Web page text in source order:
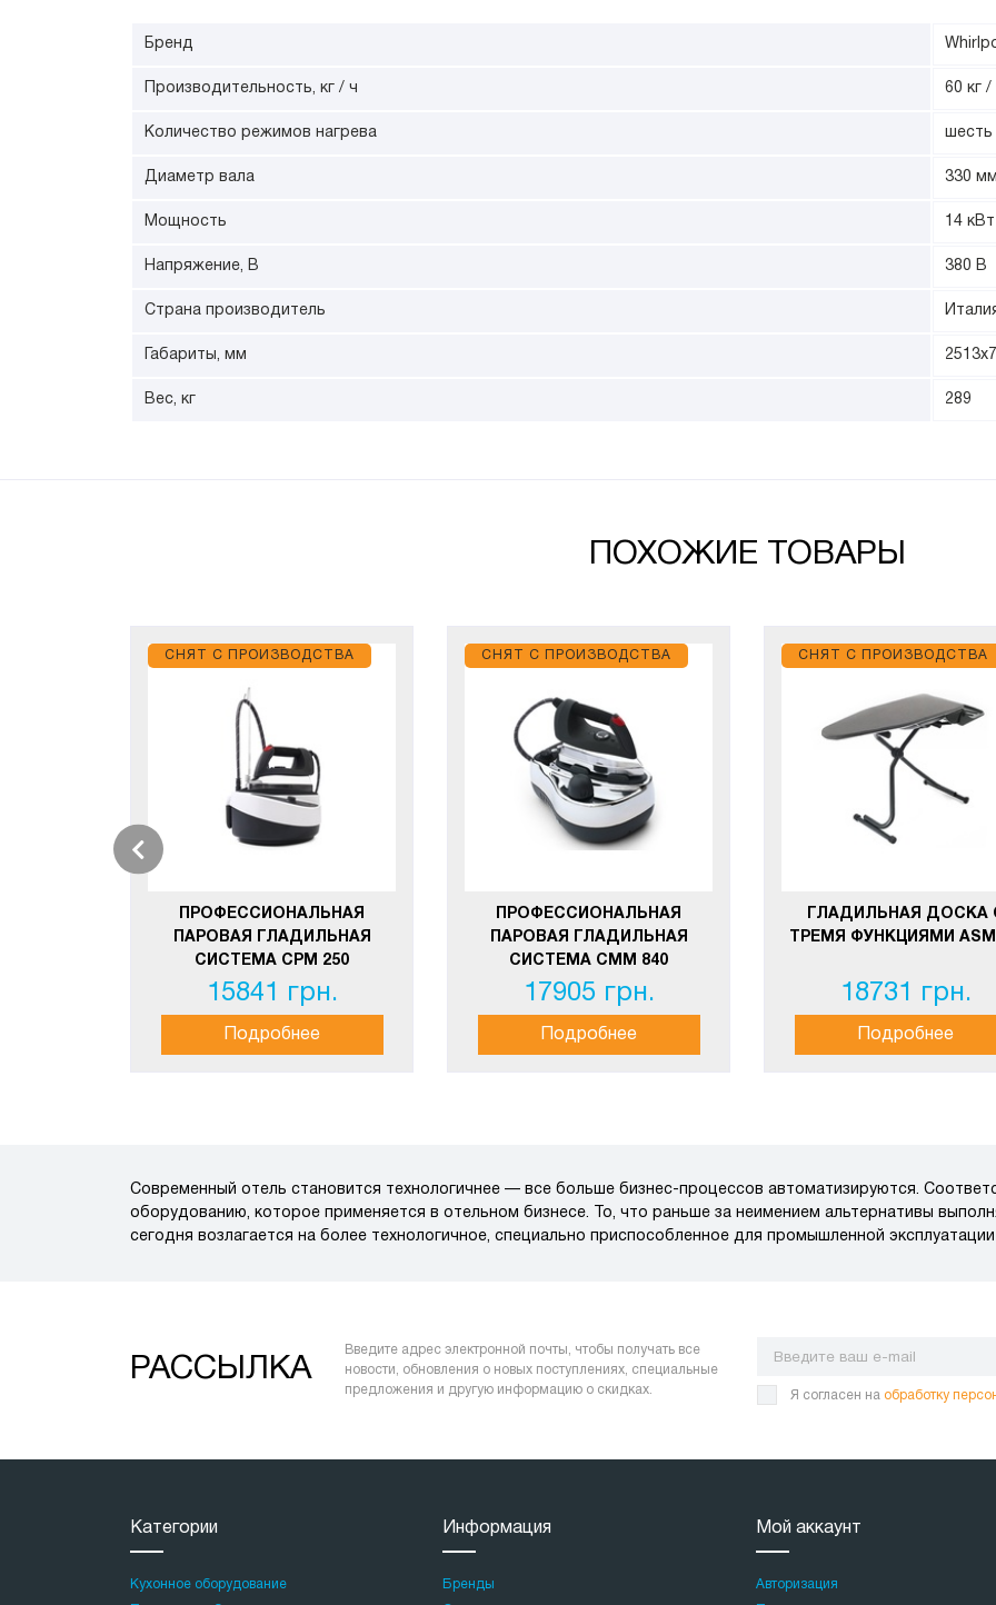
Бренд
Производительность, кг / ч 60 кг /
Количество режимов нагрева шесть
Диаметр вала 330 мм
Мощность 14 кВт
Напряжение, В 380 В
Страна производитель
Габариты, мм
Вес, кг 289
ПОХОЖИЕ ТОВАРЫ
СНЯТ С ПРОИЗВОДСТВА
ПРОФЕССИОНАЛЬНАЯ
ПАРОВАЯ ГЛАДИЛЬНАЯ
СИСТЕМА СРМ 250
15841 грн.
Подробнее
СНЯТ С ПРОИЗВОДСТВА
ПРОФЕССИОНАЛЬНАЯ
ПАРОВАЯ ГЛАДИЛЬНАЯ
СИСТЕМА СММ 840
17905 грн.
Подробнее
СНЯТ С ПРОИЗВОДСТВА
ГЛАДИЛЬНАЯ ДОСКА
ТРЕМЯ ФУНКЦИЯМИ
18731 грн.
Подробнее
Современный отель становится технологичнее — все больше бизнес-процессов автоматизируются.
оборудованию, которое применяется в отельном бизнесе. То, что раньше за неимением альтернативы
сегодня возлагается на более технологичное, специально приспособленное для промышленной
РАССЫЛКА
Введите адрес электронной почты, чтобы получать все
новости, обновления о новых поступлениях, специальные
предложения и другую информацию о скидках.
Я согласен на обработку
Категории
Кухонное оборудование
Информация
Бренды
Мой аккаунт
Авторизация